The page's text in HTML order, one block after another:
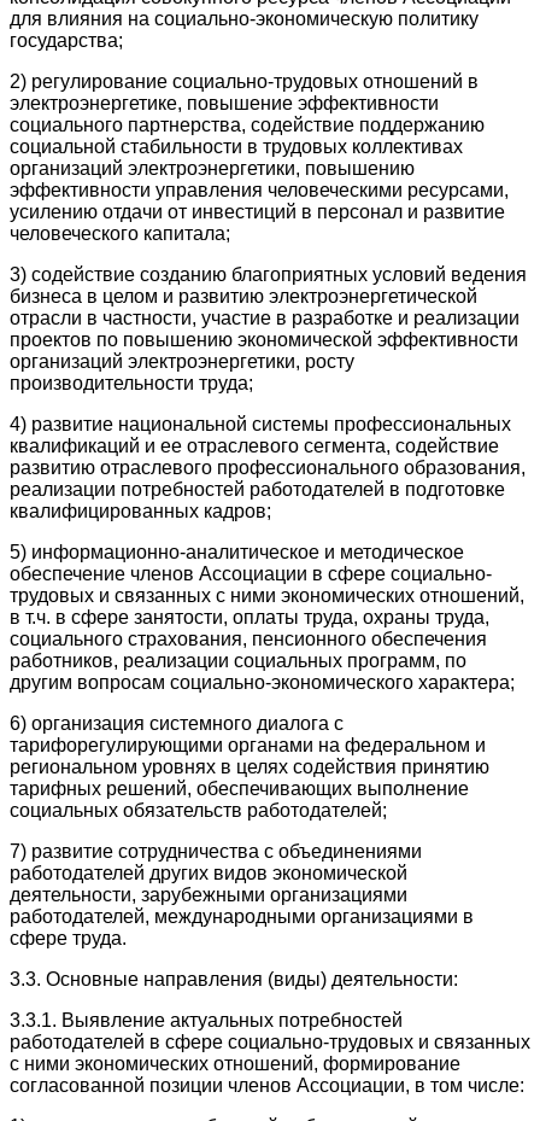
для влияния на социально-экономическую политику
государства;
2) регулирование социально-трудовых отношений в
электроэнергетике, повышение эффективности
социального партнерства, содействие поддержанию
социальной стабильности в трудовых коллективах
организаций электроэнергетики, повышению
эффективности управления человеческими ресурсами,
усилению отдачи от инвестиций в персонал и развитие
человеческого капитала;
3) содействие созданию благоприятных условий ведения
бизнеса в целом и развитию электроэнергетической
отрасли в частности, участие в разработке и реализации
проектов по повышению экономической эффективности
организаций электроэнергетики, росту
производительности труда;
4) развитие национальной системы профессиональных
квалификаций и ее отраслевого сегмента, содействие
развитию отраслевого профессионального образования,
реализации потребностей работодателей в подготовке
квалифицированных кадров;
5) информационно-аналитическое и методическое
обеспечение членов Ассоциации в сфере социально-
трудовых и связанных с ними экономических отношений,
в т.ч. в сфере занятости, оплаты труда, охраны труда,
социального страхования, пенсионного обеспечения
работников, реализации социальных программ, по
другим вопросам социально-экономического характера;
6) организация системного диалога с
тарифорегулирующими органами на федеральном и
региональном уровнях в целях содействия принятию
тарифных решений, обеспечивающих выполнение
социальных обязательств работодателей;
7) развитие сотрудничества с объединениями
работодателей других видов экономической
деятельности, зарубежными организациями
работодателей, международными организациями в
сфере труда.
3.3. Основные направления (виды) деятельности:
3.3.1. Выявление актуальных потребностей
работодателей в сфере социально-трудовых и связанных
с ними экономических отношений, формирование
согласованной позиции членов Ассоциации, в том числе: